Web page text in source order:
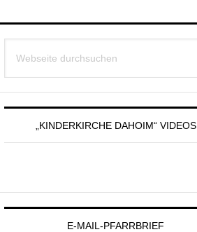
Haupt-
Sidebar
durchsuchen
„KINDERKIRCHE DAHOIM“ VIDEOS
E-MAIL-PFARRBRIEF